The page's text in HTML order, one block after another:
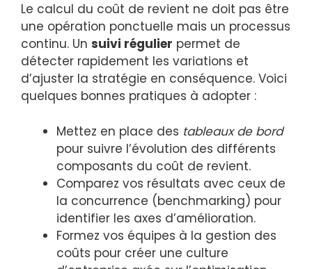
Le calcul du coût de revient ne doit pas être
une opération ponctuelle mais un processus
continu. Un suivi régulier permet de
détecter rapidement les variations et
d’ajuster la stratégie en conséquence. Voici
quelques bonnes pratiques à adopter :
Mettez en place des tableaux de bord
pour suivre l’évolution des différents
composants du coût de revient.
Comparez vos résultats avec ceux de
la concurrence (benchmarking) pour
identifier les axes d’amélioration.
Formez vos équipes à la gestion des
coûts pour créer une culture